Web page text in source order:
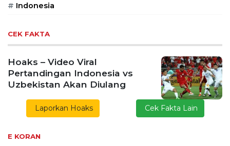
# Indonesia
CEK FAKTA
Hoaks – Video Viral
Pertandingan Indonesia vs
Uzbekistan Akan Diulang
Laporkan Hoaks Cek Fakta Lain
E KORAN